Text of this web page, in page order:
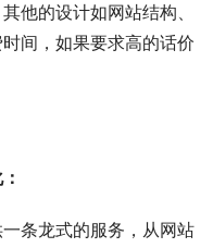
他的设计如网站结构、
间，如果要求高的话价
条龙式的服务，从网站